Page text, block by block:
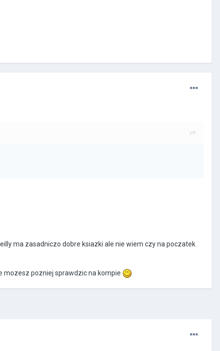
ma zasadniczo dobre ksiazki ale nie wiem czy na poczatek
mozesz pozniej sprawdzic na kompie